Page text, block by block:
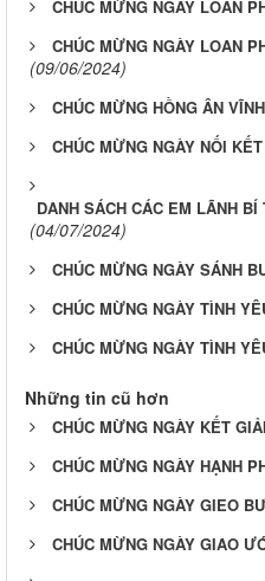
CHÚC MỪNG NGÀY LOAN
CHÚC MỪNG NGÀY LOAN
(09/06/2024)
CHÚC MỪNG HỒNG ÂN
CHÚC MỪNG NGÀY NỐI
DANH SÁCH CÁC EM LÃNH
(04/07/2024)
CHÚC MỪNG NGÀY SÁNH
CHÚC MỪNG NGÀY TÌNH
CHÚC MỪNG NGÀY TÌNH
Những tin cũ hơn
CHÚC MỪNG NGÀY KẾT
CHÚC MỪNG NGÀY HẠNH
CHÚC MỪNG NGÀY GIEO
CHÚC MỪNG NGÀY GIAO